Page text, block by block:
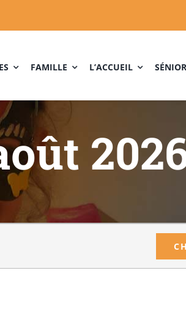
FAMILLE L’ACCUEIL